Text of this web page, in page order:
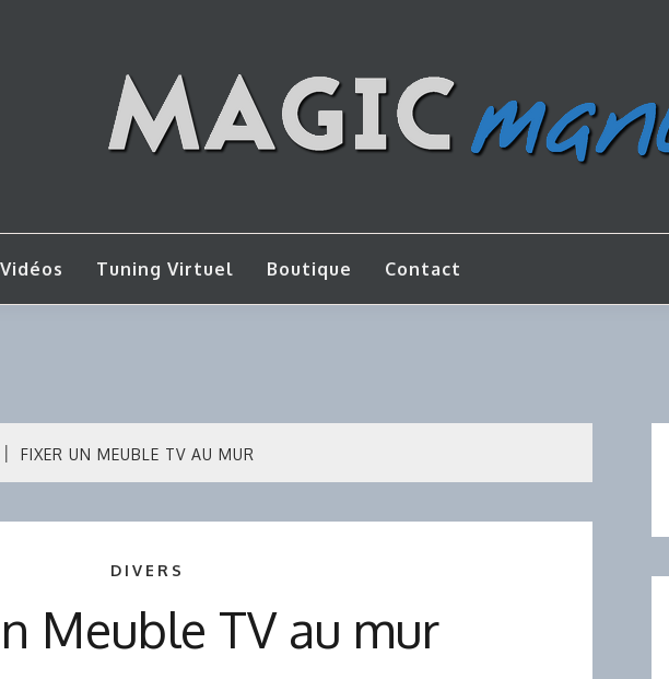
MAGICMANU
Tuning Virtuel Boutique Contact
FIXER UN MEUBLE TV AU MUR
DIVERS
Meuble TV au mur